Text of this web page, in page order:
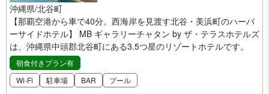
沖縄県/北谷町
【那覇空港から車で40分。西海岸を見渡す北谷・美浜町のハーバ
ーサイドホテル】 MB ギャラリーチャタン by ザ・テラスホテルズ
は、沖縄県中頭郡北谷町にある3.5つ星のリゾートホテルです。
朝食付きプラン有
Wi-Fi
駐車場 BAR プール